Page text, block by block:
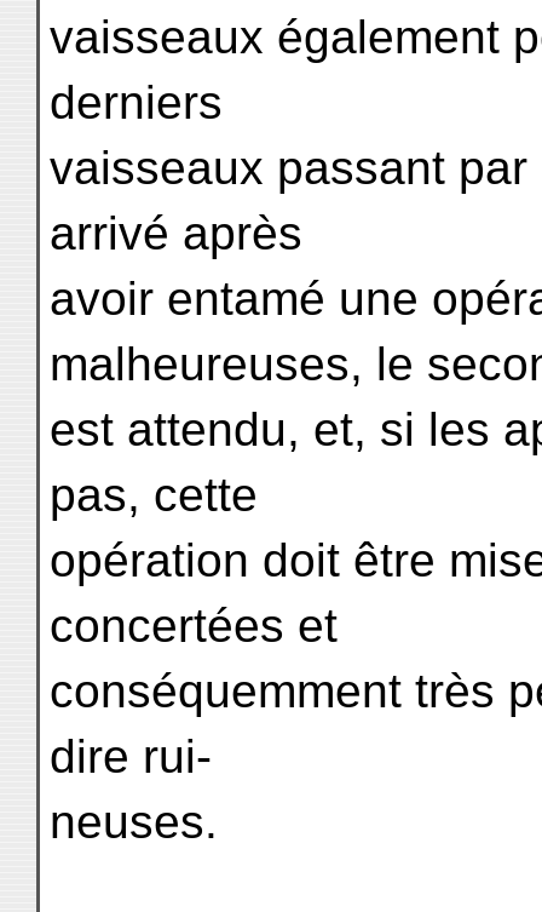
vaisseaux également
derniers
vaisseaux passant
arrivé après
avoir entamé une
malheureuses, le
est attendu, et, si les
pas, cette
opération doit être
concertées et
conséquemment très
dire rui-
neuses.